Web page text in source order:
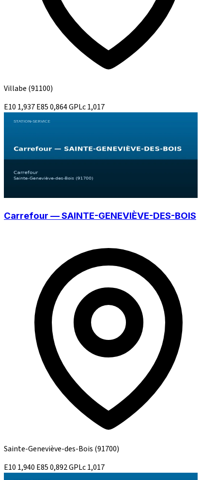
Villabe (91100)
E10 1,937E850,864GPLc1,017
Carrefour — SAINTE-GENEVIÈVE-DES-BOIS
Sainte-Geneviève-des-Bois (91700)
E10 1,940 E850,892GPLc1,017